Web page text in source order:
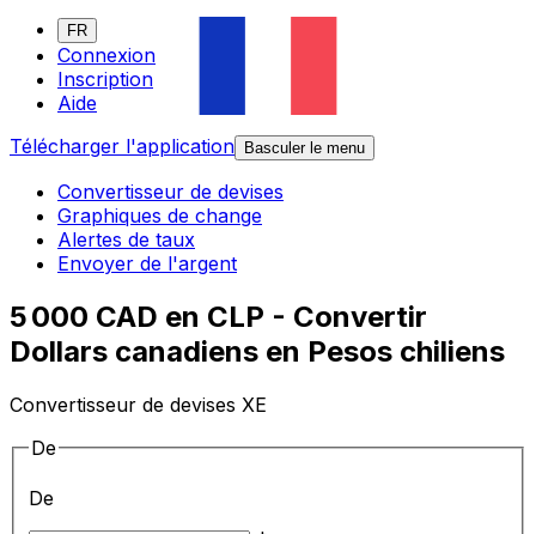
FR
Connexion
Inscription
Aide
Télécharger l'application
Basculer le menu
Convertisseur de devises
Graphiques de change
Alertes de taux
Envoyer de l'argent
5 000 CAD en CLP - Convertir
Dollars canadiens en Pesos chiliens
Convertisseur de devises XE
De
De